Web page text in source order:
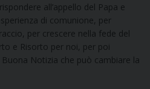
all’appello del Papa e
di comunione, per
per crescere nella fede del
e Risorto per noi, per poi
Notizia che può cambiare la